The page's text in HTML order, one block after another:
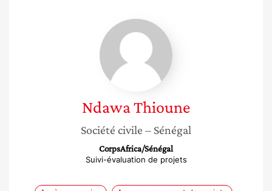
Ndawa
Thioune
NdawaThioune
Société civile – Sénégal
CorpsAfrica/Sénégal
Suivi-évaluation de projets